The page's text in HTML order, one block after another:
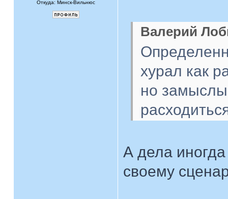
Откуда: Минск-Вильнюс
Валерий
хурал как
но
А дела
своему